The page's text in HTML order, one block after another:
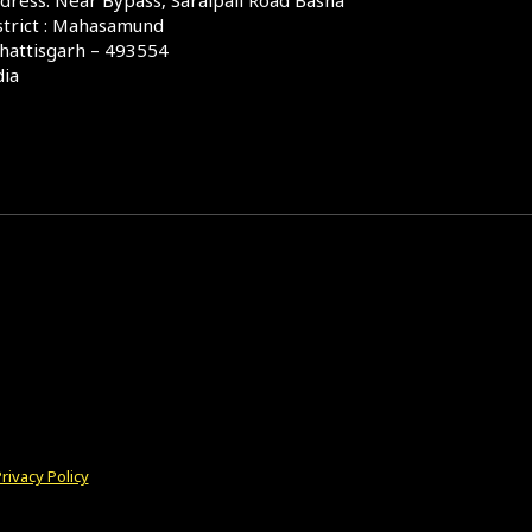
: Mahasamund
– 493554
Policy